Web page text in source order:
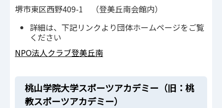
堺市東区西野409-1 （登美丘南会館内）
詳細は、下記リンクより団体ホームページをご覧
ください
NPO法人クラブ登美丘南
桃山学院大学スポーツアカデミー（旧：桃
教スポーツアカデミー）